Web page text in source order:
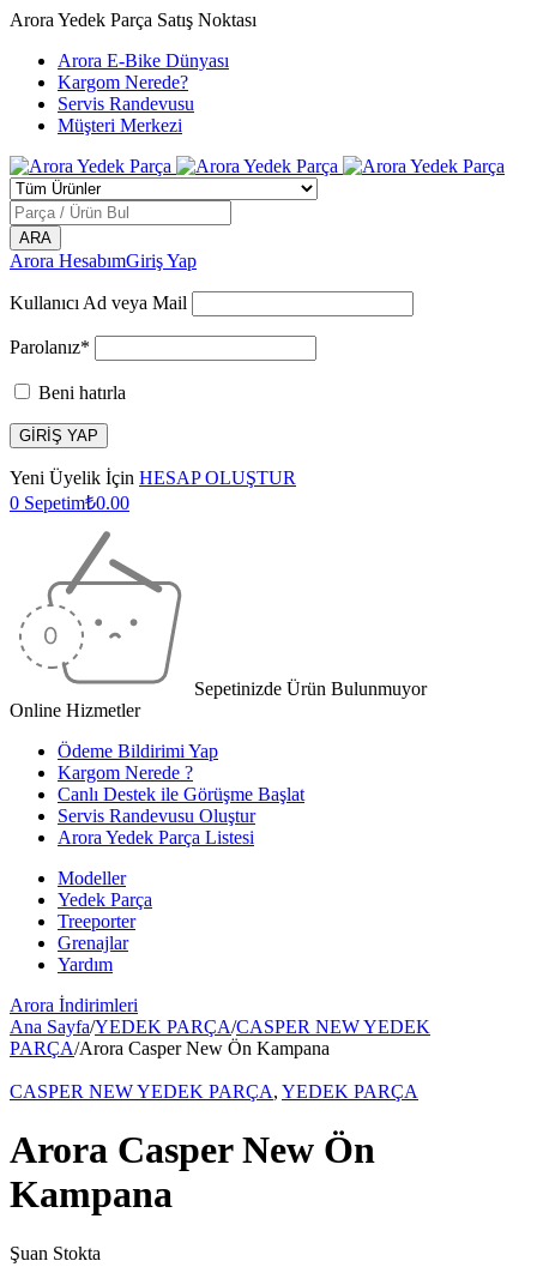
Arora Yedek Parça Satış Noktası
Arora E-Bike Dünyası
Kargom Nerede?
Servis Randevusu
Müşteri Merkezi
Arora HesabımGiriş Yap
Kullanıcı Ad veya Mail
Parolanız*
Beni hatırla
Yeni Üyelik İçin HESAP OLUŞTUR
0 Sepetim₺0.00
Sepetinizde Ürün Bulunmuyor
Online Hizmetler
Ödeme Bildirimi Yap
Kargom Nerede ?
Canlı Destek ile Görüşme Başlat
Servis Randevusu Oluştur
Arora Yedek Parça Listesi
Modeller
Yedek Parça
Treeporter
Grenajlar
Yardım
Arora İndirimleri
Ana Sayfa/YEDEK PARÇA/CASPER NEW YEDEK
PARÇA/Arora Casper New Ön Kampana
CASPER NEW YEDEK PARÇA, YEDEK PARÇA
Arora Casper New Ön
Kampana
Şuan Stokta